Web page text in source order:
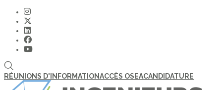
RÉUNIONS D'INFORMATIONACCÈS OSEACANDIDATURE